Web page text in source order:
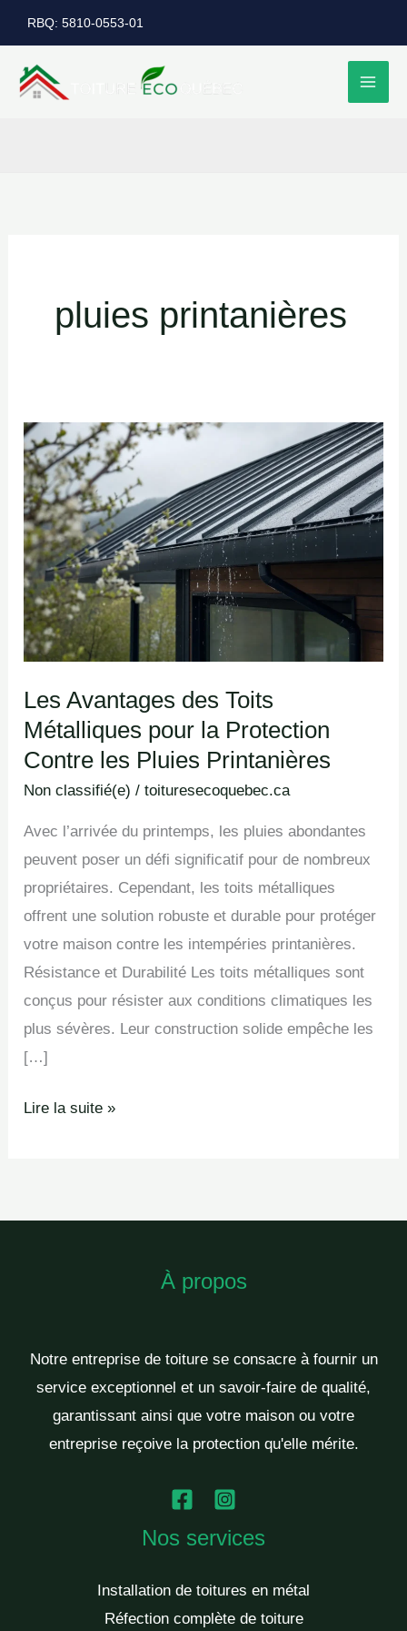
au
contenu
RBQ: 5810-0553-01
pluies printanières
Les Avantages des Toits
Métalliques pour la Protection
Contre les Pluies Printanières
Non classifié(e) /toituresecoquebec.ca
Avec l’arrivée du printemps, les pluies abondantes
peuvent poser un défi significatif pour de nombreux
propriétaires. Cependant, les toits métalliques
offrent une solution robuste et durable pour protéger
votre maison contre les intempéries printanières.
Résistance et Durabilité Les toits métalliques sont
conçus pour résister aux conditions climatiques les
plus sévères. Leur construction solide empêche les
[…]
Les
Avantages
des
Toits
Métalliques
pour
la
Protection
Contre
les
Pluies
Printanières
Lire la suite »
À propos
Notre entreprise de toiture se consacre à fournir un
service exceptionnel et un savoir-faire de qualité,
garantissant ainsi que votre maison ou votre
entreprise reçoive la protection qu'elle mérite.
Nos services
Installation de toitures en métal
Réfection complète de toiture